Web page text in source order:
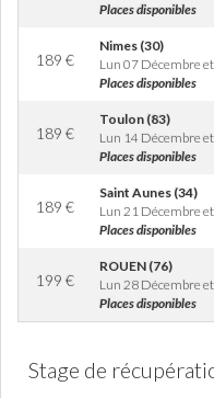
Places disponibles
189 €
Nimes (30)
Lun 07 Décembre
Places disponibles
189 €
Toulon (83)
Lun 14 Décembre
Places disponibles
189 €
Saint Aunes (34)
Lun 21 Décembre
Places disponibles
199 €
ROUEN (76)
Lun 28 Décembre
Places disponibles
Stage de